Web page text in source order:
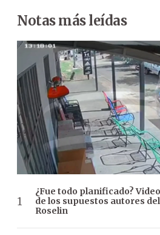
Notas más leídas
¿Fue todo planificado?
de los supuestos autores
Roselin